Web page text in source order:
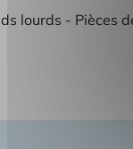
lourds - Pièces